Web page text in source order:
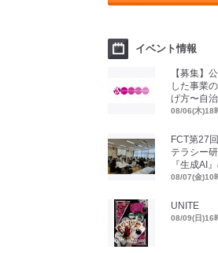
イベント情報
【募集】
した事業
げ方〜自
08/06(木)18
FCT第27
テラシー
『生成AI
08/07(金)10
UNITE
08/09(日)16